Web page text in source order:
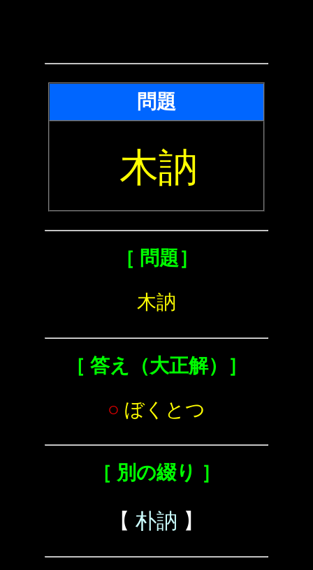
問題
木訥
［ 問題］
木訥
［ 答え（大正解）］
○ ぼくとつ
［ 別の綴り ］
【 朴訥 】